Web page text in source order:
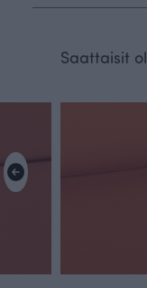
Saattaisit